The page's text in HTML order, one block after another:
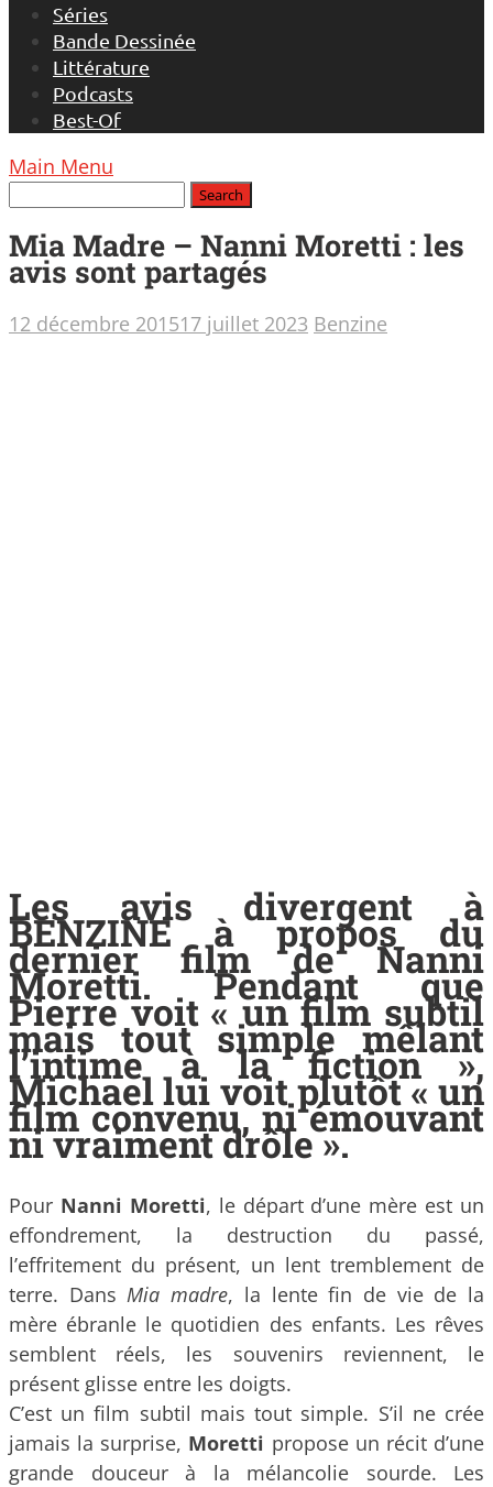
Séries
Bande Dessinée
Littérature
Podcasts
Best-Of
Main Menu
Mia Madre – Nanni Moretti : les
avis sont partagés
12 décembre 201517 juillet 2023 Benzine
Les avis divergent à
BENZINE à propos du
dernier film de Nanni
Moretti. Pendant que
Pierre voit « un film subtil
mais tout simple mêlant
l’intime à la fiction »,
Michael lui voit plutôt « un
film convenu, ni émouvant
ni vraiment drôle ».
Pour Nanni Moretti, le départ d’une mère est un
effondrement, la destruction du passé,
l’effritement du présent, un lent tremblement de
terre. DansMia madre, la lente fin de vie de la
mère ébranle le quotidien des enfants. Les rêves
semblent réels, les souvenirs reviennent, le
présent glisse entre les doigts.
C’est un film subtil mais tout simple. S’il ne crée
jamais la surprise, Moretti propose un récit d’une
grande douceur à la mélancolie sourde. Les